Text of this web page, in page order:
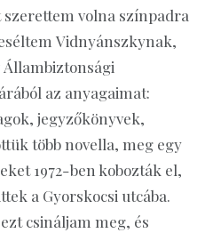
szerettem volna színpadra
Vidnyánszkynak,
az anyagaimat:
jegyzőkönyvek,
több novella, meg egy
1972-ben kobozták el,
a Gyorskocsi utcába.
csináljam meg, és